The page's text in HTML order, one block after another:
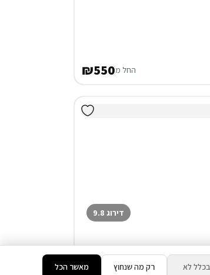
החל מ₪550
דירוג 9.8
בכלל לא רק מה שנחוץ מאשר הכל